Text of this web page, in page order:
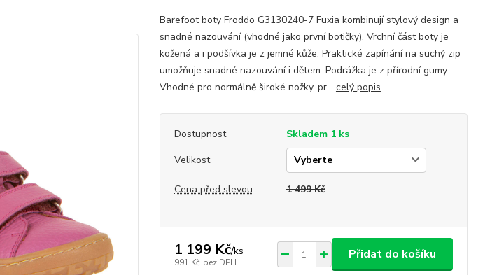
Barefoot boty Froddo G3130240-7 Fuxia kombinují stylový design a
snadné nazouvání (vhodné jako první botičky). Vrchní část boty je
kožená a i podšívka je z jemné kůže. Praktické zapínání na suchý zip
umožňuje snadné nazouvání i dětem. Podrážka je z přírodní gumy.
Vhodné pro normálně široké nožky, pr... celý popis
Dostupnost
Skladem 1 ks
Velikost
Cena před slevou 1 499 Kč
1 199 Kč/ks
991 Kč bez DPH
Přidat do košíku